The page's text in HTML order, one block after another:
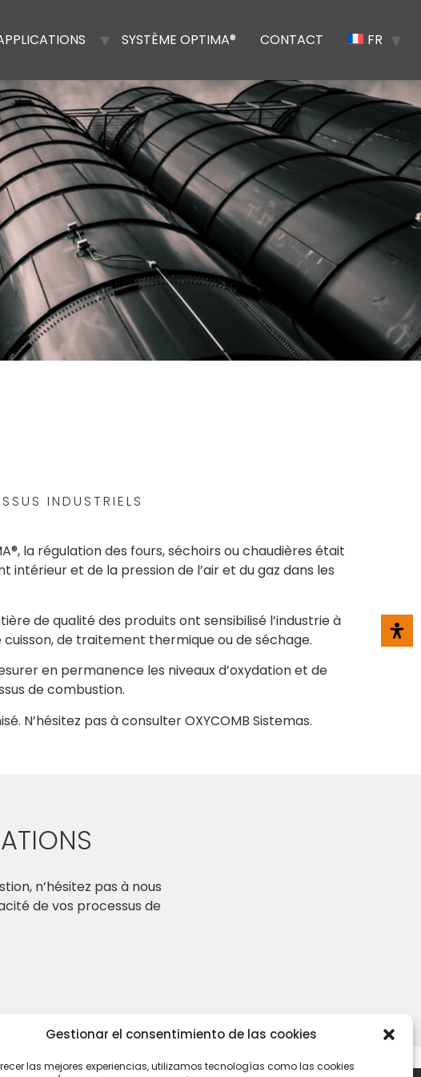
Gestionar el consentimiento de las cookies
las mejores experiencias, utilizamos tecnologías como las cookies
SYSTÈME OPTIMA® CONTACT FR
INDUSTRIELS
la régulation des fours, séchoirs ou chaudières était
et de la pression de l’air et du gaz dans les
de qualité des produits ont sensibilisé l’industrie à
de traitement thermique ou de séchage.
en permanence les niveaux d’oxydation et de
de combustion.
N’hésitez pas à consulter OXYCOMB Sistemas.
n’hésitez pas à nous
de vos processus de